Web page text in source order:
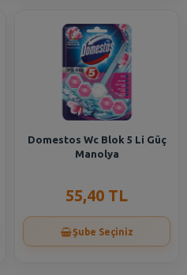
Domestos Wc Blok 5 Li Güç
Manolya
55,40 TL
Şube Seçiniz